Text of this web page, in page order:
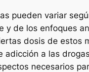
pueden variar
y de los enfoques
dosis de estos
a las
necesarios